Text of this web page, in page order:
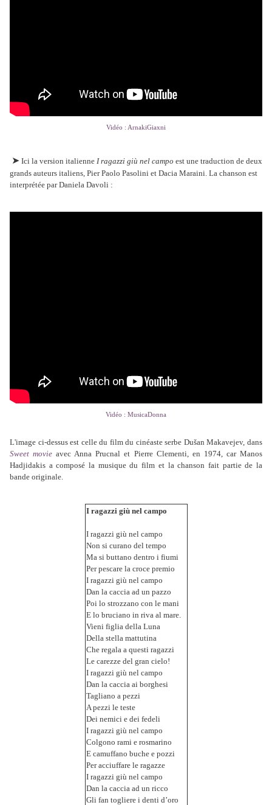
Vidéo : ArnakiGiaxni
➤ Ici la version italienne I ragazzi giù nel campo est une traduction de deux
grands auteurs italiens, Pier Paolo Pasolini et Dacia Maraini. La chanson est
interprétée par Daniela Davoli :
Vidéo : MusicaDonna
L'image ci-dessus est celle du film du cinéaste serbe Dušan Makavejev, dans
Sweet movie avec Anna Prucnal et Pierre Clementi, en 1974, car Manos
Hadjidakis a composé la musique du film et la chanson fait partie de la
bande originale.
I ragazzi giù nel campo
I ragazzi giù nel campo
Non si curano del tempo
Ma si buttano dentro i fiumi
Per pescare la croce premio
I ragazzi giù nel campo
Dan la caccia ad un pazzo
Poi lo strozzano con le mani
E lo bruciano in riva al mare.
Vieni figlia della Luna
Della stella mattutina
Che regala a questi ragazzi
Le carezze del gran cielo!
I ragazzi giù nel campo
Dan la caccia ai borghesi
Tagliano a pezzi
A pezzi le teste
Dei nemici e dei fedeli
I ragazzi giù nel campo
Colgono rami e rosmarino
E camuffano buche e pozzi
Per acciuffare le ragazze
I ragazzi giù nel campo
Dan la caccia ad un ricco
Gli fan togliere i denti d’oro